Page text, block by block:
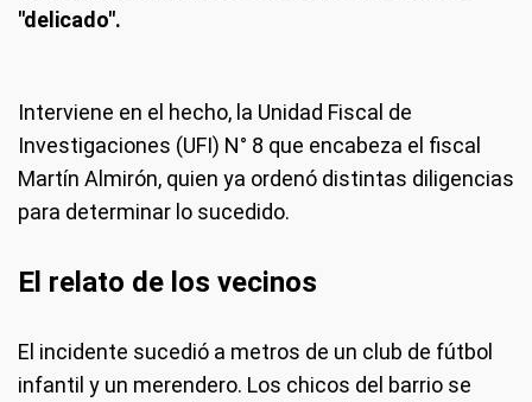
"delicado".
Interviene en el hecho, la Unidad Fiscal de
Investigaciones (UFI) N° 8 que encabeza el fiscal
Martín Almirón, quien ya ordenó distintas diligencias
para determinar lo sucedido.
El relato de los vecinos
El incidente sucedió a metros de un club de fútbol
infantil y un merendero. Los chicos del barrio se